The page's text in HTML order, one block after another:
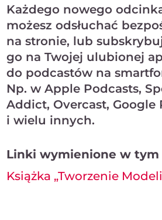
Każdego nowego
możesz odsłuchać
na stronie, lub
go na Twojej ulubionej
do podcastów na
Np. w Apple Podcasts,
Addict, Overcast, Google
i wielu innych.
Linki wymienione w tym
Książka „Tworzenie